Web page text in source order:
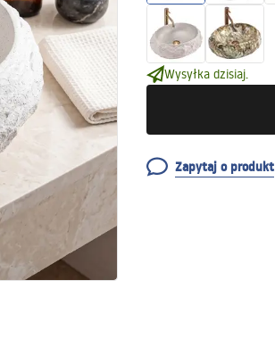
Wysyłka dzisiaj.
Zapytaj o produkt